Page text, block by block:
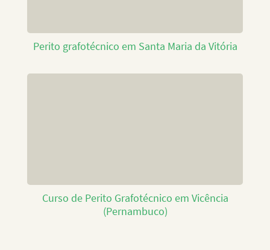
Perito grafotécnico em Santa Maria da Vitória
Curso de Perito Grafotécnico em Vicência
(Pernambuco)